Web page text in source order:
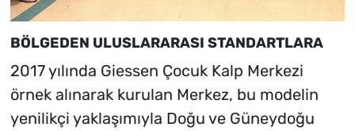
BÖLGEDEN ULUSLARARASI STANDARTLARA
2017 yılında Giessen Çocuk Kalp Merkezi
örnek alınarak kurulan Merkez, bu modelin
yenilikçi yaklaşımıyla Doğu ve Güneydoğu